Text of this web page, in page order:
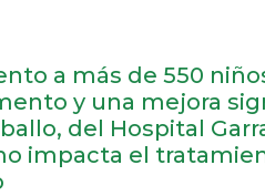
a más de 550
y una mejora
del Hospital
impacta el